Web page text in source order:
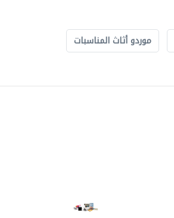
موردو أثاث المناسبات